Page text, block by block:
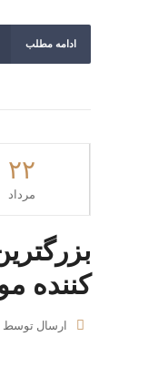
ادامه مطلب
۲۲
مرداد
کننده
ارسال توسط